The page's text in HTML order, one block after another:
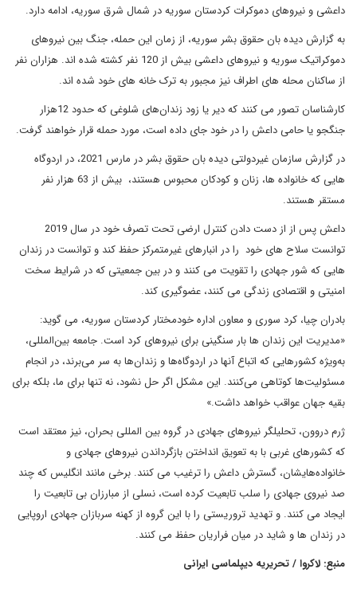
داعشی و نیروهای دموکرات کردستان سوریه در شمال شرق سوریه، ادامه دارد.
به گزارش دیده بان حقوق بشر سوریه، از زمان این حمله، جنگ بین نیروهای
دموکراتیک سوریه و نیروهای داعشی بیش از 120 نفر کشته شده اند. هزاران نفر
از ساکنان محله های اطراف نیز مجبور به ترک خانه های خود شده اند.
کارشناسان تصور می کنند که دیر یا زود زندان‌های شلوغی که حدود 12هزار
جنگجو یا حامی داعش را در خود جای داده است، مورد حمله قرار خواهند گرفت.
در گزارش سازمان غیردولتی دیده بان حقوق بشر در مارس 2021، در اردوگاه
هایی که خانواده ها، زنان و کودکان محبوس هستند، بیش از 63 هزار نفر
مستقر هستند.
داعش پس از از دست دادن کنترل ارضی تحت تصرف خود در سال 2019
توانست سلاح های خود را در انبارهای غیرمتمرکز حفظ کند و توانست در زندان
هایی که شور جهادی را تقویت می کنند و در بین جمعیتی که در شرایط سخت
امنیتی و اقتصادی زندگی می کنند، عضوگیری کند.
بادران چیا، کرد سوری و معاون اداره خودمختار کردستان سوریه، می گوید:
«مدیریت این زندان ها بار سنگینی برای نیروهای کرد است. جامعه بین‌المللی،
به‌ویژه کشورهایی که اتباع آنها در اردوگاه‌ها و زندان‌ها به سر می‌برند، در انجام
مسئولیت‌ها کوتاهی می‌کنند. این مشکل اگر حل نشود، نه تنها برای ما، بلکه برای
بقیه جهان عواقب خواهد داشت.»
ژرم دروون، تحلیلگر نیروهای جهادی در گروه بین المللی بحران، نیز معتقد است
که کشورهای غربی با به تعویق انداختن بازگرداندن نیروهای جهادی و
خانواده‌هایشان، گسترش داعش را ترغیب می کنند. برخی مانند انگلیس که چند
صد نیروی جهادی را سلب تابعیت کرده است، نسلی از مبارزان بی تابعیت را
ایجاد می کنند. و تهدید تروریستی را با این گروه از کهنه سربازان جهادی اروپایی
در زندان ها و شاید در میان فراریان حفظ می کنند.
منبع: لاکروا / تحریریه دیپلماسی ایرانی